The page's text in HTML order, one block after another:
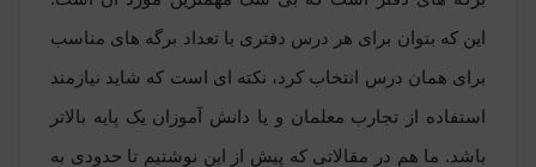
این که بتوان برای هر درس دفتری با تعداد برگه های مناسب
برای همان درس انتخاب کرد، نکته ای است که شاید نیازمند
استفاده از تجارب معلمان و یا دانش آموزان یک پایه بالاتر
باشد. ما هم در مقالاتی که پیش از این نوشتیم تا حدودی به